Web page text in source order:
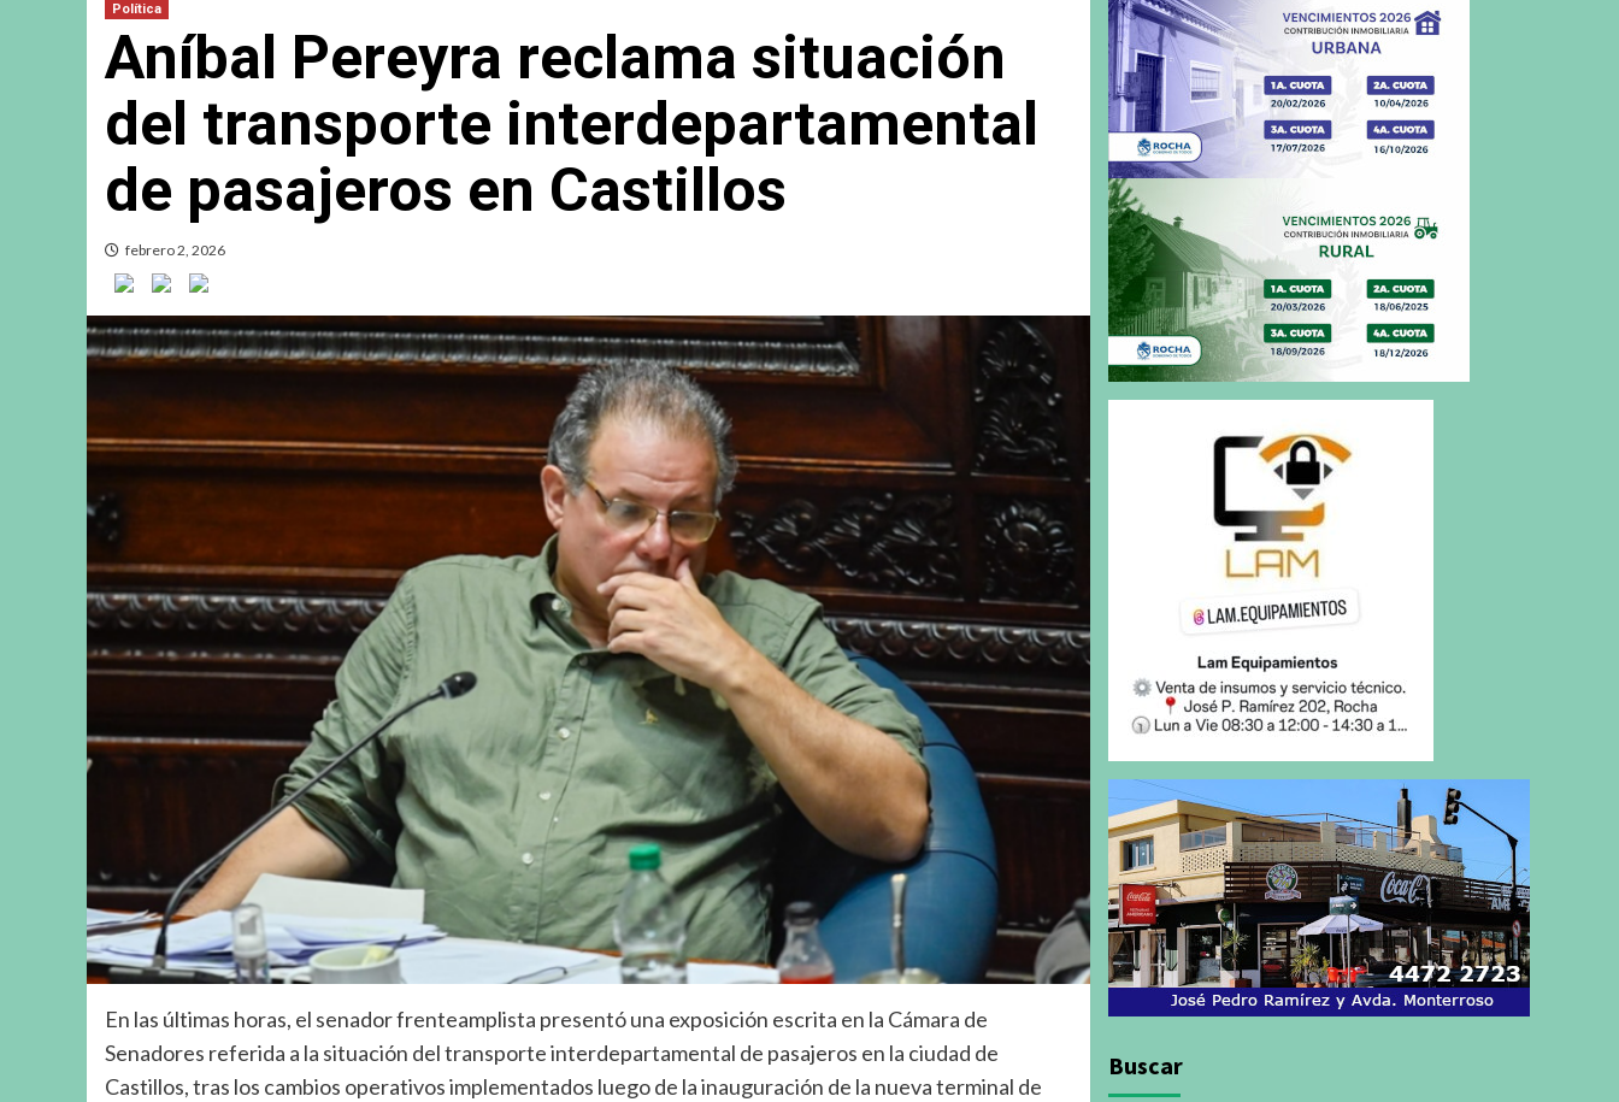
Política
Aníbal Pereyra reclama situación
del transporte interdepartamental
de pasajeros en Castillos
febrero 2, 2026
En las últimas horas, el senador frenteamplista presentó una exposición escrita en la Cámara de
Senadores referida a la situación del transporte interdepartamental de pasajeros en la ciudad de
Castillos, tras los cambios operativos implementados luego de la inauguración de la nueva terminal de
Buscar